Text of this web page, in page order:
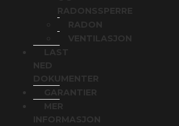
RADONSSPERRE
RADON
VENTILASJON
LAST
DOKUMENTER
GARANTIER
MER
INFORMASJON